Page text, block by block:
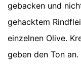
gebacken und
gehacktem
einzelnen Olive.
geben den Ton